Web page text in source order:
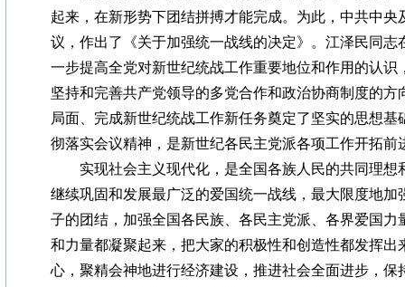
起来，在新形势下团结拼搏才能完成。为此，中共中央
议，作出了《关于加强统一战线的决定》。江泽民同志
一步提高全党对新世纪统战工作重要地位和作用的认识
坚持和完善共产党领导的多党合作和政治协商制度的方
局面、完成新世纪统战工作新任务奠定了坚实的思想基
彻落实会议精神，是新世纪各民主党派各项工作开拓前
实现社会主义现代化，是全国各族人民的共同理想
继续巩固和发展最广泛的爱国统一战线，最大限度地加
子的团结，加强全国各民族、各民主党派、各界爱国力
和力量都凝聚起来，把大家的积极性和创造性都发挥出
心，聚精会神地进行经济建设，推进社会全面进步，保